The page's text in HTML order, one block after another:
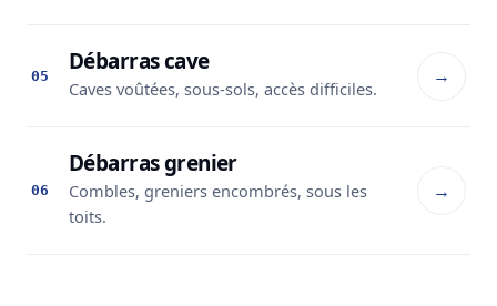
05 Débarras cave
Caves voûtées, sous-sols, accès difficiles.
→
06
Débarras grenier
Combles, greniers encombrés, sous les
toits.
→